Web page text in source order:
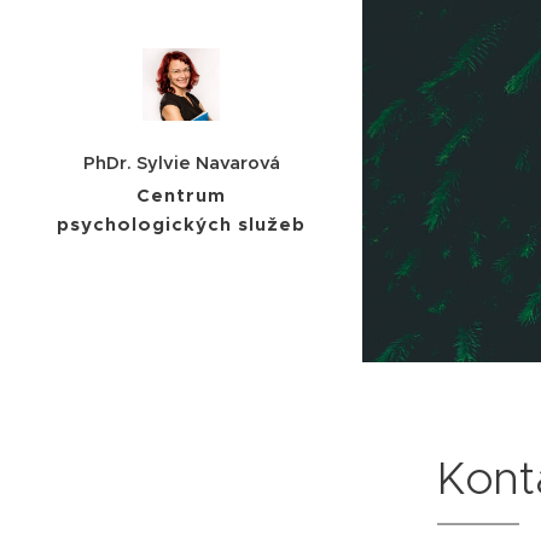
PhDr. Sylvie Navarová
Centrum
psychologických služeb